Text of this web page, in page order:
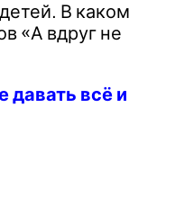
В каком
«А вдруг не
давать всё и